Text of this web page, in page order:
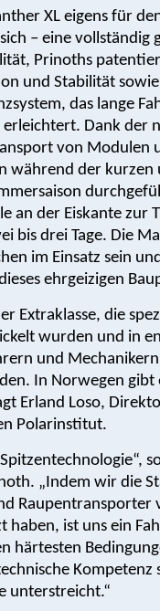
XL eigens für
– eine vollständig
Prinoths
und Stabilität
das lange
Dank der
von Modulen
während der kurzen
an der Eiskante zur
bis drei Tage. Die
im Einsatz sein
ehrgeizigen
Extraklasse, die
wurden und in
und
In Norwegen gibt
Erland Loso,
Polarinstitut.
„Indem wir die
Raupentransporter
ist uns ein
härtesten
Kompetenz
unterstreicht.“